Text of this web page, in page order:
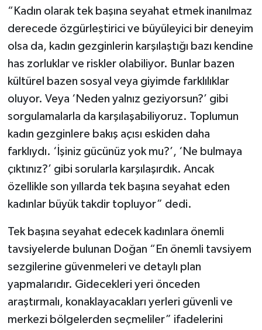
“Kadın olarak tek başına seyahat etmek inanılmaz
derecede özgürleştirici ve büyüleyici bir deneyim
olsa da, kadın gezginlerin karşılaştığı bazı kendine
has zorluklar ve riskler olabiliyor. Bunlar bazen
kültürel bazen sosyal veya giyimde farklılıklar
oluyor. Veya ‘Neden yalnız geziyorsun?’ gibi
sorgulamalarla da karşılaşabiliyoruz. Toplumun
kadın gezginlere bakış açısı eskiden daha
farklıydı. ‘İşiniz gücünüz yok mu?’, ‘Ne bulmaya
çıktınız?’ gibi sorularla karşılaşırdık. Ancak
özellikle son yıllarda tek başına seyahat eden
kadınlar büyük takdir topluyor” dedi.
Tek başına seyahat edecek kadınlara önemli
tavsiyelerde bulunan Doğan “En önemli tavsiyem
sezgilerine güvenmeleri ve detaylı plan
yapmalarıdır. Gidecekleri yeri önceden
araştırmalı, konaklayacakları yerleri güvenli ve
merkezi bölgelerden seçmeliler” ifadelerini